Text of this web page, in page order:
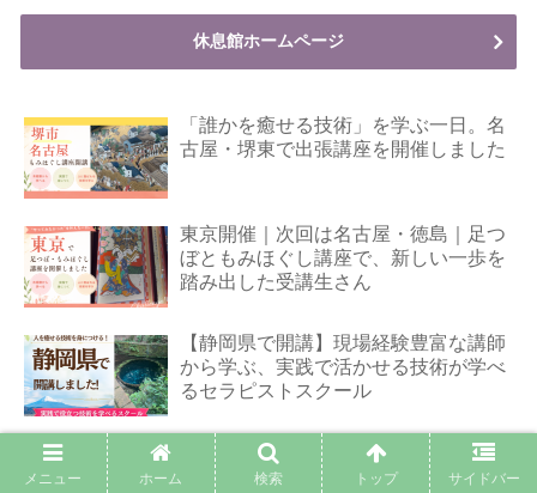
休息館ホームページ
「誰かを癒せる技術」を学ぶ一日。名
古屋・堺東で出張講座を開催しました
東京開催｜次回は名古屋・徳島｜足つ
ぼともみほぐし講座で、新しい一歩を
踏み出した受講生さん
【静岡県で開講】現場経験豊富な講師
から学ぶ、実践で活かせる技術が学べ
るセラピストスクール
奈良県よりご通学｜足つぼ1級講座で
サロン開業を目指して
メニュー ホーム 検索 トップ サイドバー